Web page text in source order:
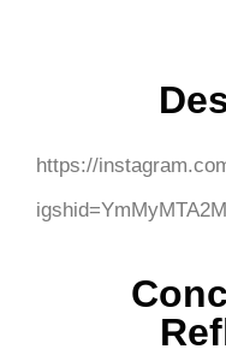
https://